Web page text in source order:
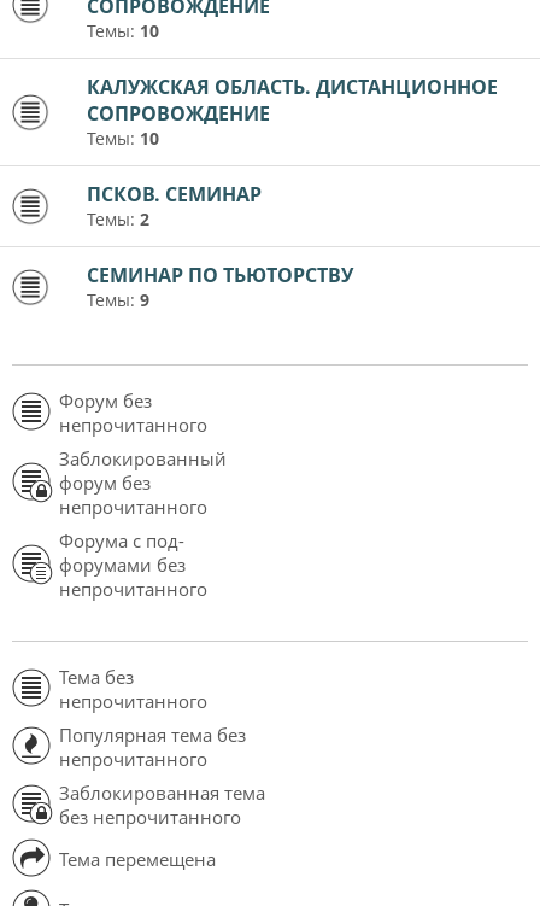
СОПРОВОЖДЕНИЕ
Темы: 10
КАЛУЖСКАЯ ОБЛАСТЬ. ДИСТАНЦИОННОЕ
СОПРОВОЖДЕНИЕ
Темы: 10
ПСКОВ. СЕМИНАР
Темы: 2
СЕМИНАР ПО ТЬЮТОРСТВУ
Темы: 9
Форум без
непрочитанного
Заблокированный
форум без
непрочитанного
Форума с под-
форумами без
непрочитанного
Тема без
непрочитанного
Популярная тема без
непрочитанного
Заблокированная тема
без непрочитанного
Тема перемещена